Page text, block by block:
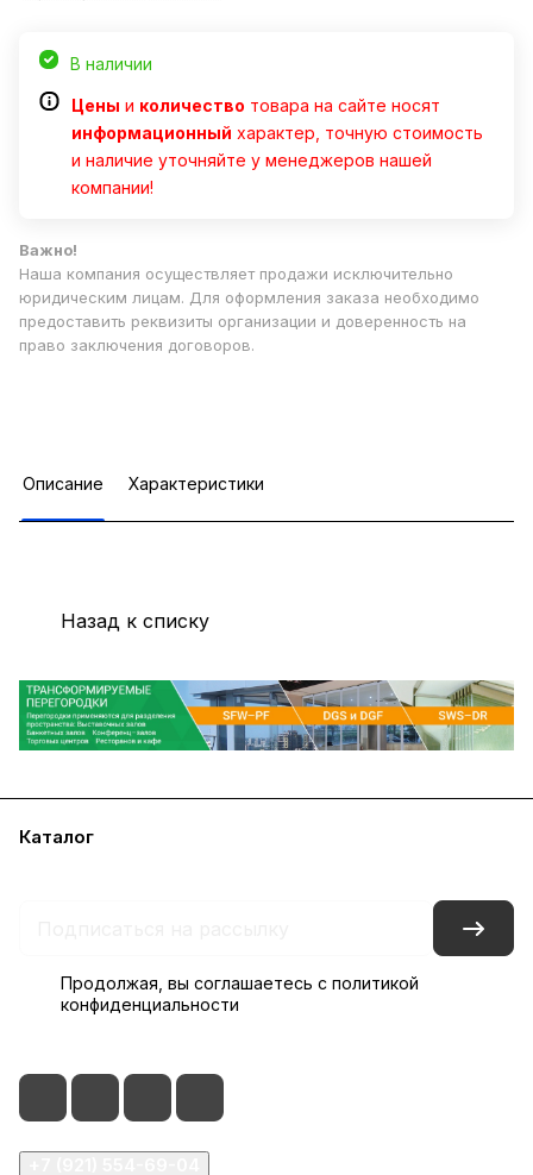
В наличии
Цены и количество товара на сайте носят
информационный характер, точную стоимость
и наличие уточняйте у менеджеров нашей
компании!
Важно!
Наша компания осуществляет продажи исключительно
юридическим лицам. Для оформления заказа необходимо
предоставить реквизиты организации и доверенность на
право заключения договоров.
Описание Характеристики
Назад к списку
Каталог
Продолжая, вы соглашаетесь с политикой
конфиденциальности